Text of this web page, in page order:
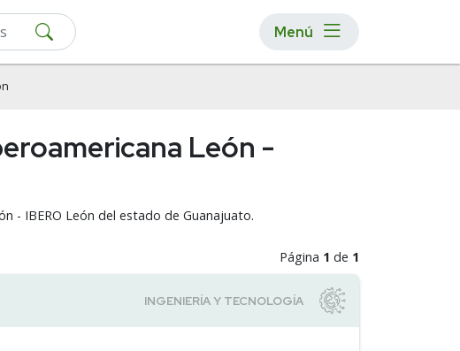
Menú
León -
- IBERO León del estado de Guanajuato.
Página 1 de 1